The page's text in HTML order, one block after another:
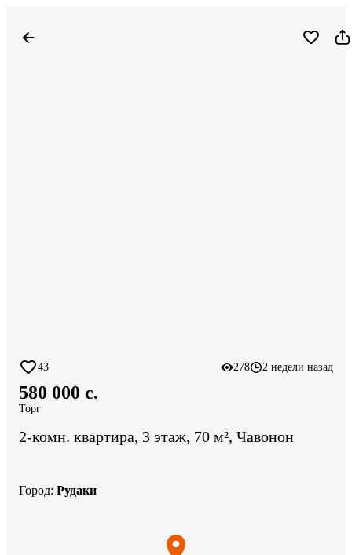
43 278 2 недели назад
580 000 c.
Торг
2-комн. квартира, 3 этаж, 70 м², Чавонон
Город: Рудаки